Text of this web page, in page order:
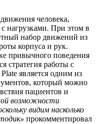
человека,
с нагрузками. При этом в
набор движений из
корпуса и рук.
привычного поведения
стратегия работы с
является одним из
который можно
пациентов и
возможности
видим насколько
прокомментировал